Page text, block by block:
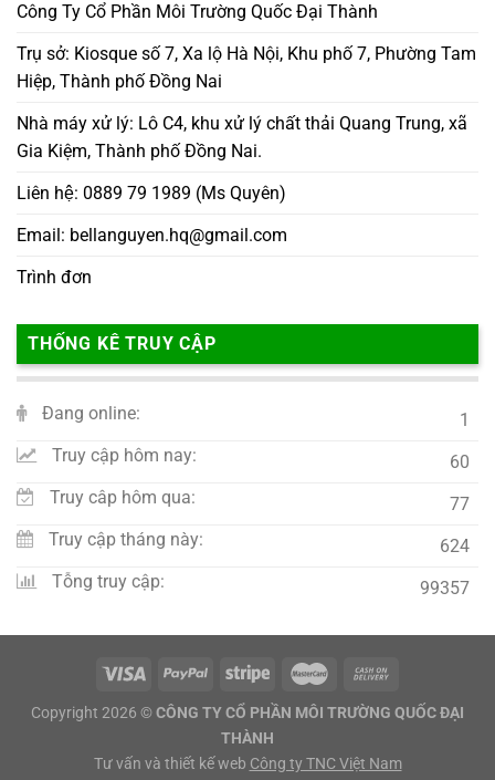
Công Ty Cổ Phần Môi Trường Quốc Đại Thành
Trụ sở: Kiosque số 7, Xa lộ Hà Nội, Khu phố 7, Phường Tam
Hiệp, Thành phố Đồng Nai
Nhà máy xử lý: Lô C4, khu xử lý chất thải Quang Trung, xã
Gia Kiệm, Thành phố Đồng Nai.
Liên hệ: 0889 79 1989 (Ms Quyên)
Email: bellanguyen.hq@gmail.com
Trình đơn
THỐNG KÊ TRUY CẬP
1
Đang online:
60
Truy cập hôm nay:
77
Truy câp hôm qua:
624
Truy cập tháng này:
99357
Tỗng truy cập:
Copyright 2026 © CÔNG TY CỔ PHẦN MÔI TRƯỜNG QUỐC ĐẠI
THÀNH
Tư vấn và thiết kế web Công ty TNC Việt Nam